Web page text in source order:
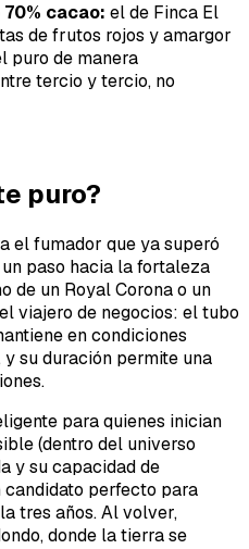
cacao: el de Finca El
de frutos rojos y amargor
puro de manera
tercio y tercio, no
puro?
el fumador que ya superó
paso hacia la fortaleza
de un Royal Corona o un
viajero de negocios: el tubo
en condiciones
su duración permite una
para quienes inician
(dentro del universo
y su capacidad de
perfecto para
tres años. Al volver,
donde la tierra se